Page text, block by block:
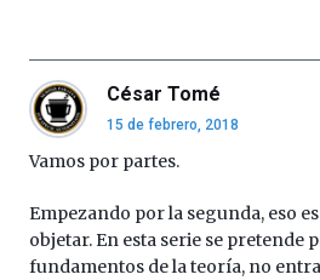
César Tomé
15 de febrero, 2018
Vamos por partes.
Empezando por la segunda, eso
objetar. En esta serie se pretende
fundamentos de la teoría, no